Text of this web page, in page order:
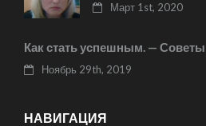
Март 1st, 2020
Как стать успешным. —
Ноябрь 29th, 2019
НАВИГАЦИЯ